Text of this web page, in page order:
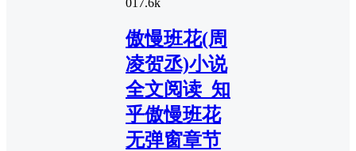
傲慢班花(周
凌贺丞)小说
全文阅读_知
乎傲慢班花
无弹窗章节